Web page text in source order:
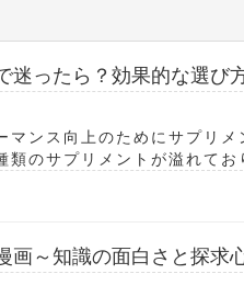
迷ったら？効果的な選び
マンス向上のためにサプリメ
類のサプリメントが溢れてお
画～知識の面白さと探求